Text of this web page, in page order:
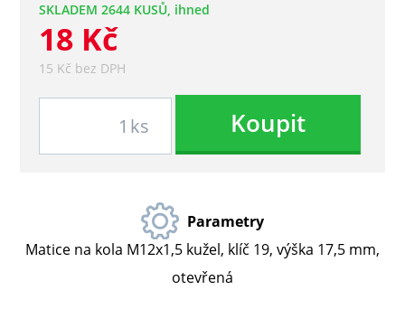
SKLADEM 2644 KUSŮ, ihned
18 Kč
15 Kč bez DPH
ks Koupit
Parametry
Matice na kola M12x1,5 kužel, klíč 19, výška 17,5 mm,
otevřená